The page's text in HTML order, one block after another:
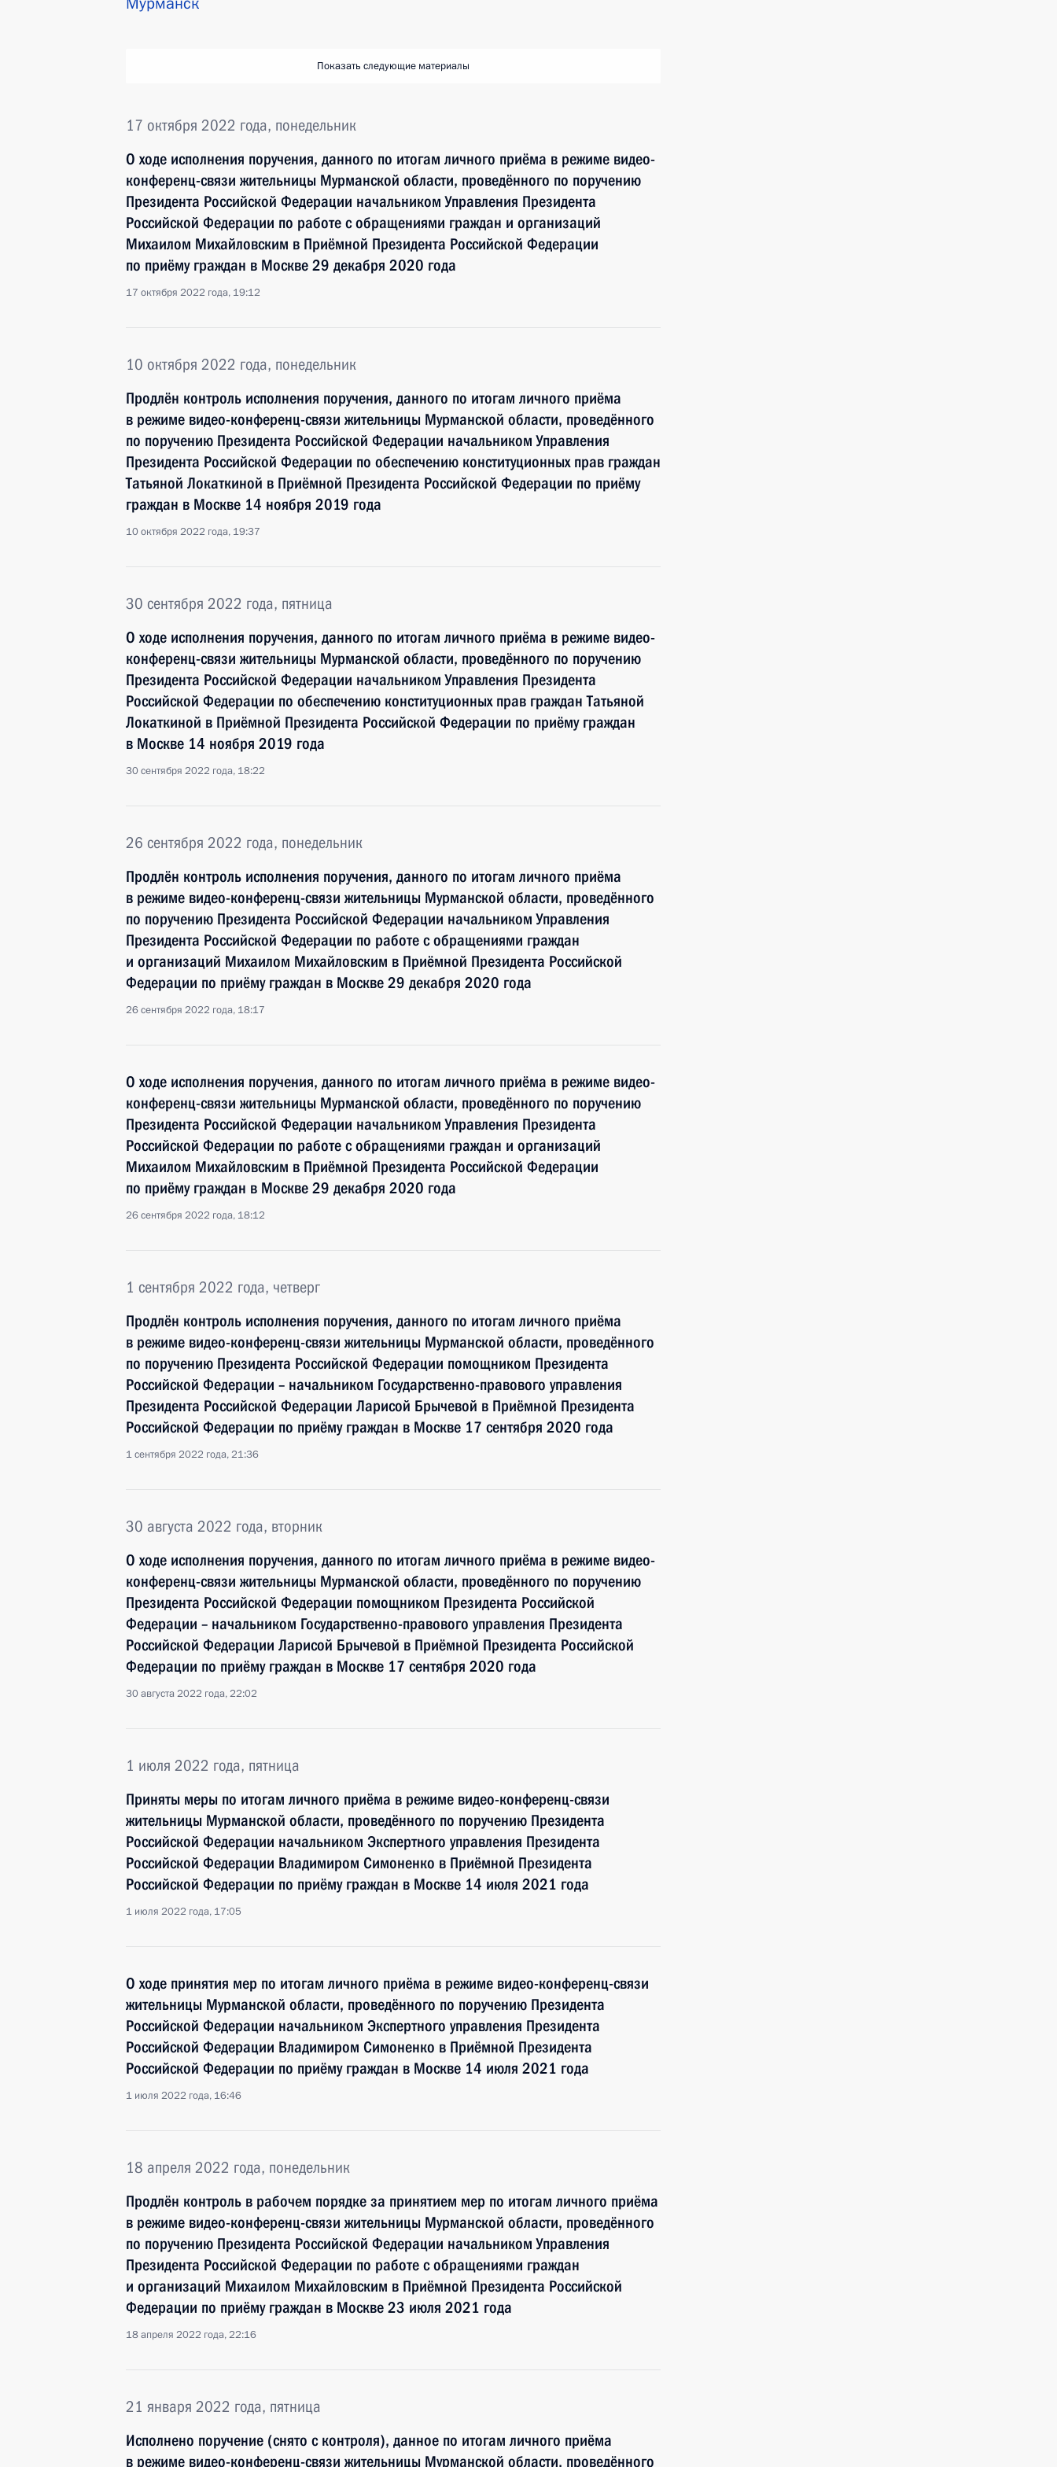
Показать следующие материалы
17 октября 2022 года, понедельник
О ходе исполнения поручения, данного по итогам личного приёма в режиме видео-
конференц-связи жительницы Мурманской области, проведённого по поручению
Президента Российской Федерации начальником Управления Президента
Российской Федерации по работе с обращениями граждан и организаций
Михаилом Михайловским в Приёмной Президента Российской Федерации
по приёму граждан в Москве 29 декабря 2020 года
17 октября 2022 года, 19:12
10 октября 2022 года, понедельник
Продлён контроль исполнения поручения, данного по итогам личного приёма
в режиме видео-конференц-связи жительницы Мурманской области, проведённого
по поручению Президента Российской Федерации начальником Управления
Президента Российской Федерации по обеспечению конституционных прав граждан
Татьяной Локаткиной в Приёмной Президента Российской Федерации по приёму
граждан в Москве 14 ноября 2019 года
10 октября 2022 года, 19:37
30 сентября 2022 года, пятница
О ходе исполнения поручения, данного по итогам личного приёма в режиме видео-
конференц-связи жительницы Мурманской области, проведённого по поручению
Президента Российской Федерации начальником Управления Президента
Российской Федерации по обеспечению конституционных прав граждан Татьяной
Локаткиной в Приёмной Президента Российской Федерации по приёму граждан
в Москве 14 ноября 2019 года
30 сентября 2022 года, 18:22
26 сентября 2022 года, понедельник
Продлён контроль исполнения поручения, данного по итогам личного приёма
в режиме видео-конференц-связи жительницы Мурманской области, проведённого
по поручению Президента Российской Федерации начальником Управления
Президента Российской Федерации по работе с обращениями граждан
и организаций Михаилом Михайловским в Приёмной Президента Российской
Федерации по приёму граждан в Москве 29 декабря 2020 года
26 сентября 2022 года, 18:17
О ходе исполнения поручения, данного по итогам личного приёма в режиме видео-
конференц-связи жительницы Мурманской области, проведённого по поручению
Президента Российской Федерации начальником Управления Президента
Российской Федерации по работе с обращениями граждан и организаций
Михаилом Михайловским в Приёмной Президента Российской Федерации
по приёму граждан в Москве 29 декабря 2020 года
26 сентября 2022 года, 18:12
1 сентября 2022 года, четверг
Продлён контроль исполнения поручения, данного по итогам личного приёма
в режиме видео-конференц-связи жительницы Мурманской области, проведённого
по поручению Президента Российской Федерации помощником Президента
Российской Федерации – начальником Государственно-правового управления
Президента Российской Федерации Ларисой Брычевой в Приёмной Президента
Российской Федерации по приёму граждан в Москве 17 сентября 2020 года
1 сентября 2022 года, 21:36
30 августа 2022 года, вторник
О ходе исполнения поручения, данного по итогам личного приёма в режиме видео-
конференц-связи жительницы Мурманской области, проведённого по поручению
Президента Российской Федерации помощником Президента Российской
Федерации – начальником Государственно-правового управления Президента
Российской Федерации Ларисой Брычевой в Приёмной Президента Российской
Федерации по приёму граждан в Москве 17 сентября 2020 года
30 августа 2022 года, 22:02
1 июля 2022 года, пятница
Приняты меры по итогам личного приёма в режиме видео-конференц-связи
жительницы Мурманской области, проведённого по поручению Президента
Российской Федерации начальником Экспертного управления Президента
Российской Федерации Владимиром Симоненко в Приёмной Президента
Российской Федерации по приёму граждан в Москве 14 июля 2021 года
1 июля 2022 года, 17:05
О ходе принятия мер по итогам личного приёма в режиме видео-конференц-связи
жительницы Мурманской области, проведённого по поручению Президента
Российской Федерации начальником Экспертного управления Президента
Российской Федерации Владимиром Симоненко в Приёмной Президента
Российской Федерации по приёму граждан в Москве 14 июля 2021 года
1 июля 2022 года, 16:46
18 апреля 2022 года, понедельник
Продлён контроль в рабочем порядке за принятием мер по итогам личного приёма
в режиме видео-конференц-связи жительницы Мурманской области, проведённого
по поручению Президента Российской Федерации начальником Управления
Президента Российской Федерации по работе с обращениями граждан
и организаций Михаилом Михайловским в Приёмной Президента Российской
Федерации по приёму граждан в Москве 23 июля 2021 года
18 апреля 2022 года, 22:16
21 января 2022 года, пятница
Исполнено поручение (снято с контроля), данное по итогам личного приёма
в режиме видео-конференц-связи жительницы Мурманской области, проведённого